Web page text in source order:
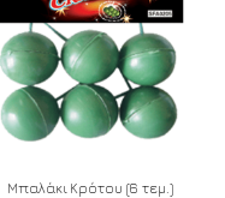
Μπαλάκι Κρότου (6 τεμ.)